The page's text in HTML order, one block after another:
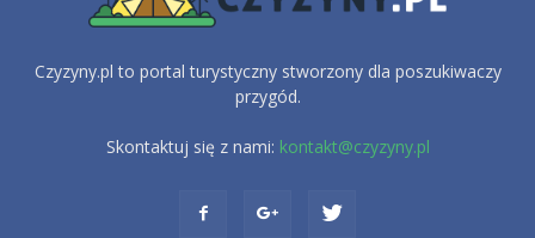
Czyzyny.pl to portal turystyczny stworzony dla poszukiwaczy
przygód.
Skontaktuj się z nami: kontakt@czyzyny.pl